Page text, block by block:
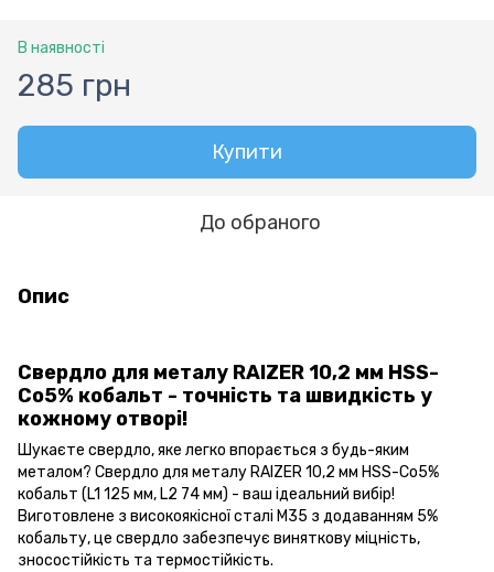
В наявності
285 грн
Купити
До обраного
Опис
Свердло для металу RAIZER 10,2 мм HSS-
Co5% кобальт - точність та швидкість у
кожному отворі!
Шукаєте свердло, яке легко впорається з будь-яким
металом? Свердло для металу RAIZER 10,2 мм HSS-Co5%
кобальт (L1 125 мм, L2 74 мм) - ваш ідеальний вибір!
Виготовлене з високоякісної сталі М35 з додаванням 5%
кобальту, це свердло забезпечує виняткову міцність,
зносостійкість та термостійкість.